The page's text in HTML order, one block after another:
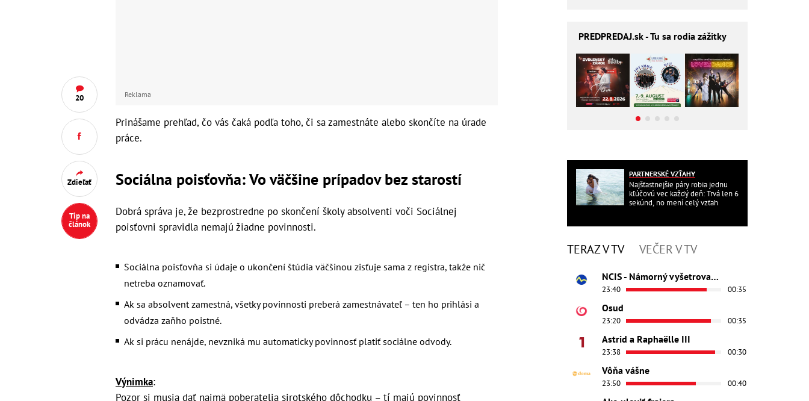
20
Zdieľať
Tip na
článok
Reklama
Prinášame prehľad, čo vás čaká podľa toho, či sa zamestnáte alebo skončíte na úrade
práce.
Sociálna poisťovňa: Vo väčšine prípadov bez starostí
Dobrá správa je, že bezprostredne po skončení školy absolventi voči Sociálnej
poisťovni spravidla nemajú žiadne povinnosti.
Sociálna poisťovňa si údaje o ukončení štúdia väčšinou zisťuje sama z registra, takže nič
netreba oznamovať.
Ak sa absolvent zamestná, všetky povinnosti preberá zamestnávateľ – ten ho prihlási a
odvádza zaňho poistné.
Ak si prácu nenájde, nevzniká mu automaticky povinnosť platiť sociálne odvody.
Výnimka:
Pozor si musia dať najmä poberatelia sirotského dôchodku – tí majú povinnosť
PREDPREDAJ.sk - Tu sa rodia zážitky
PARTNERSKÉ VZŤAHY
Najšťastnejšie páry robia jednu
kľúčovú vec každý deň: Trvá len 6
sekúnd, no mení celý vzťah
TERAZ V TV VEČER V TV
NCIS - Námorný vyšetrovací úrad
23:40 00:35
Osud
23:20 00:35
Astrid a Raphaëlle III
23:38 00:30
Vôňa vášne
23:50 00:40